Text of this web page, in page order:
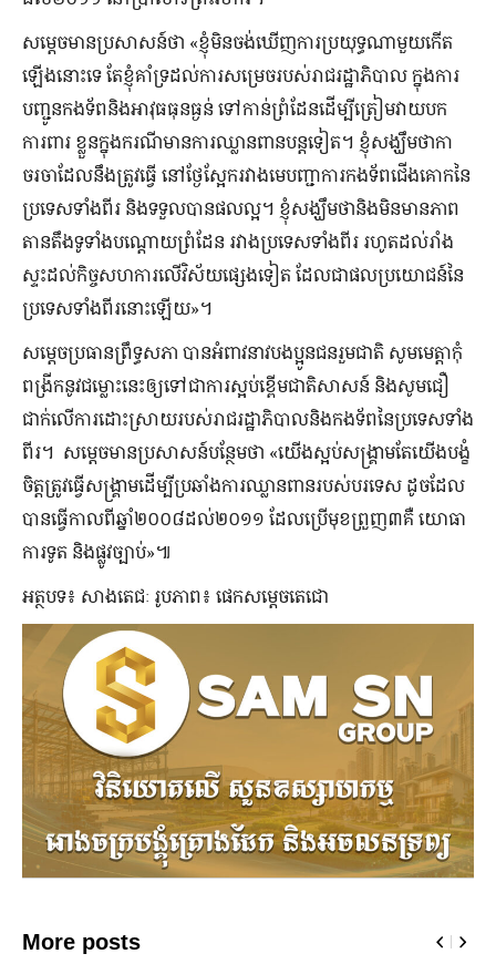
សម្តេចមានប្រសាសន៍ថា «ខ្ញុំមិនចង់ឃើញការប្រយុទ្ធណាមួយកើត
ឡើងនោះទេ តែខ្ញុំគាំទ្រដល់ការសម្រេចរបស់រាជរដ្ឋាភិបាល ក្នុងការ
បញ្ជូនកងទ័ពនិងអាវុធធុនធ្ងន់ ទៅកាន់ព្រំដែនដើម្បីត្រៀមវាយបក
ការពារ ខ្លួនក្នុងករណីមានការឈ្លានពានបន្តទៀត។ ខ្ញុំសង្ឃឹមថាកា
ចរចាដែលនឹងត្រូវធ្វើ​ នៅថ្ងែស្អែករវាងមេបញ្ជាការកងទ័ពជើងគោកនៃ
ប្រទេសទាំងពីរ និងទទួលបានផលល្អ។ ខ្ញុំសង្ឃឹមថានិងមិនមានភាព
តានតឹងទូទាំងបណ្តោយព្រំដែន រវាងប្រទេសទាំងពីរ រហូតដល់រាំង
ស្ទះដល់កិច្ចសហការលើវិស័យផ្សេងទៀត ដែលជាផលប្រយោជន៍នៃ
ប្រទេសទាំងពីរនោះឡើយ»។
សម្តេចប្រធានព្រឹទ្ធសភា បានអំពាវនាវបងប្អូនជនរួមជាតិ សូមមេត្តាកុំ
ពង្រីកនូវជម្លោះនេះឲ្យទៅជាការស្អប់ខ្ពើមជាតិសាសន៍ និងសូមជឿ
ជាក់លើការដោះស្រាយរបស់រាជរដ្ឋាភិបាលនិងកងទ័ពនៃប្រទេសទាំង
ពីរ។ សម្តេចមានប្រសាសន៍បន្ថែមថា «យើងស្អប់សង្រ្គាមតែយើងបង្ខំ
ចិត្តត្រូវធ្វើសង្រ្គាមដើម្បីប្រឆាំងការឈ្លានពានរបស់បរទេស ដូចដែល
បានធ្វើកាលពីឆ្នាំ២០០៨ដល់២០១១ ដែលប្រើមុខព្រួញ៣គឺ យោធា
ការទូត និងផ្លូវច្បាប់»៕
អត្ថបទ៖ សាងតេជៈ រូបភាព៖ ផេកសម្តេចតេជោ
More posts